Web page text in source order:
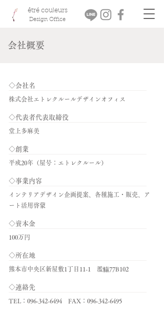
êtré couleurs
Design Office
会社概要
◇会社名
株式会社エトレクルールデザインオフィス
◇代表者代表取締役
堂上多麻美
◇創業
平成20年（屋号：エトレクルール）
◇事業内容
インテリアデザイン企画提案、各種施工・販売、ア
ート活用啓蒙
◇資本金
100万円
◇所在地
熊本市中央区新屋敷1丁目11-1 濫觴77B102
◇連絡先
TEL：096-342-6494 FAX：096-342-6495